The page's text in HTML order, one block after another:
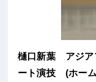
樋口新葉 アジ
ート演技 (ホー